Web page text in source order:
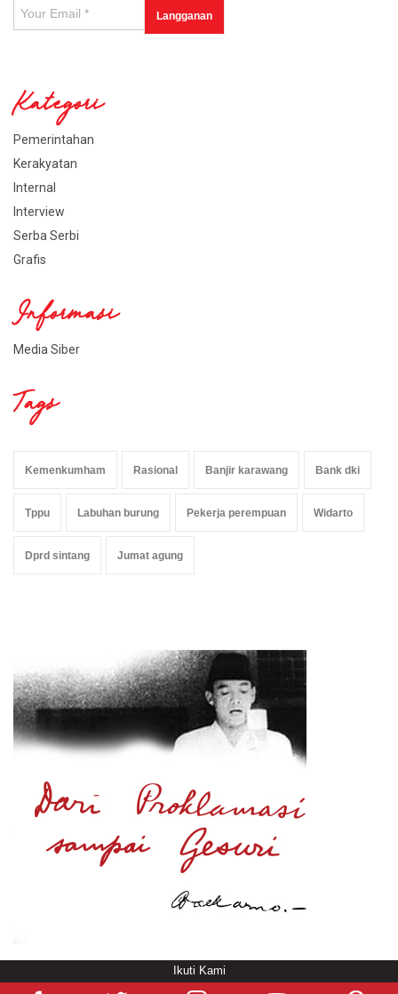
Ikuti Kami
Kategori
Pemerintahan
Kerakyatan
Internal
Interview
Serba Serbi
Grafis
Informasi
Media Siber
Tags
Kemenkumham Rasional Banjir karawang Bank dki
Tppu Labuhan burung Pekerja perempuan Widarto
Dprd sintang Jumat agung
© Copyright /rendering in 0.5962 [103]